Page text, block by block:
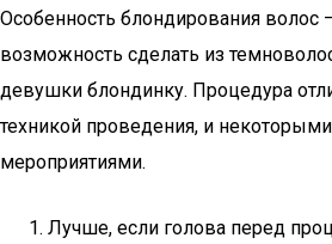
Особенность блондирования волос
возможность сделать из
девушки блондинку. Процедура
техникой проведения, и
мероприятиями.
Лучше, если голова перед